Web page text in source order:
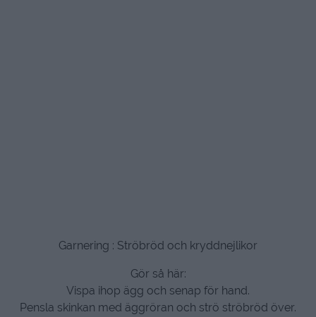
Garnering : Ströbröd och kryddnejlikor
Gör så här:
Vispa ihop ägg och senap för hand.
Pensla skinkan med äggröran och strö ströbröd över.